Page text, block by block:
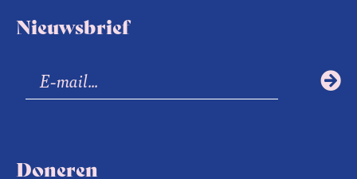
Nieuwsbrief
Doneren